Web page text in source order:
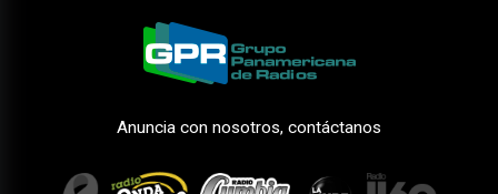
Anuncia con nosotros, contáctanos